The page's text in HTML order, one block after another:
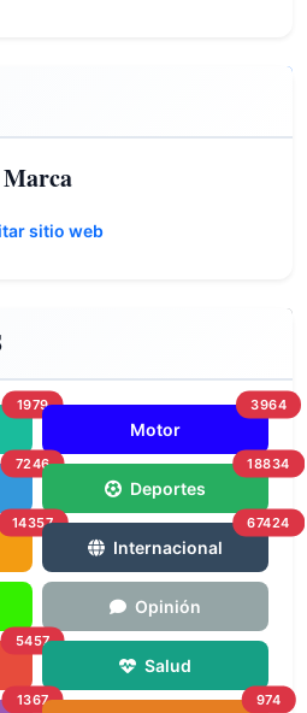
Marca
sitio web
1979
Motor
3964
7246
Deportes
18834
14357
Internacional
67424
Opinión
5457
Salud
1367 974